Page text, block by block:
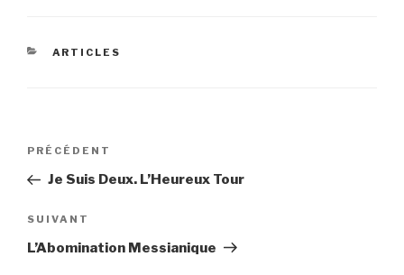
CATÉGORIES
ARTICLES
Navigation
l’article
Article
précédent
PRÉCÉDENT
Je Suis Deux. L’Heureux Tour
Article
suivant
SUIVANT
L’Abomination Messianique